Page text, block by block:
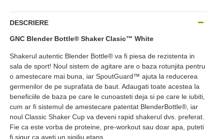
DESCRIERE
GNC Blender Bottle® Shaker Clasic™ White
Shakerul autentic Blender Bottle® va fi piesa de rezistenta in
sala de sport! Noul sistem de agitare are o baza rotunjita pentru
o amestecare mai buna, iar SpoutGuard™ ajuta la reducerea
germenilor de pe suprafata de baut. Adaugati toate acestea la
beneficiile de baza pe care le cunoasteti deja si pe care le iubiti,
cum ar fi sistemul de amestecare patentat BlenderBottle®, iar
noul Classic Shaker Cup va deveni rapid shakerul dvs. preferat.
Fie ca este vorba de proteine, pre-workout sau doar apa, puteti
fi sigur ca aveti un sigiliu etans.